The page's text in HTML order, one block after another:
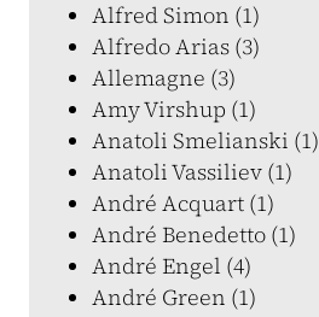
Alfred Simon (1)
Alfredo Arias (3)
Allemagne (3)
Amy Virshup (1)
Anatoli Smelianski (1)
Anatoli Vassiliev (1)
André Acquart (1)
André Benedetto (1)
André Engel (4)
André Green (1)